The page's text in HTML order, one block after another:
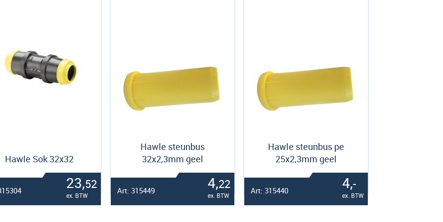
Hawle Sok 32x32
23,52
ex. BTW
Hawle steunbus
32x2,3mm geel
4,22
ex. BTW
Art: 315449
Hawle steunbus pe
25x2,3mm geel
4,-
ex. BTW
Art: 315440